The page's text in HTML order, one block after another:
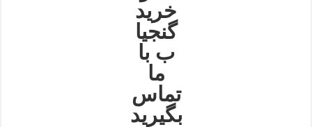
خرید
گنجیا
ب با
ما
تماس
بگیرید